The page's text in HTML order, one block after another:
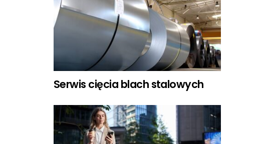
Serwis cięcia blach stalowych